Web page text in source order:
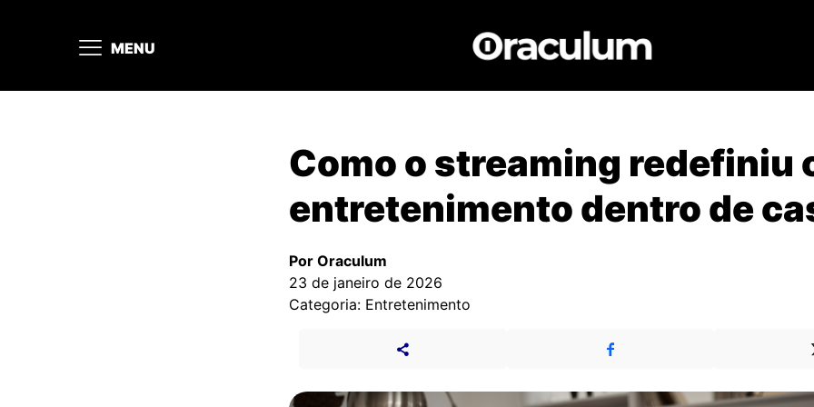
MENU
Como o streaming redefiniu
entretenimento dentro de
Por Oraculum
23 de janeiro de 2026
Categoria: Entretenimento